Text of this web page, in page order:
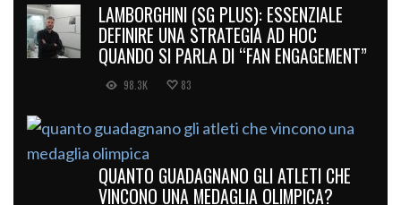
LAMBORGHINI (SG PLUS): ESSENZIALE
DEFINIRE UNA STRATEGIA AD HOC
QUANDO SI PARLA DI “FAN ENGAGEMENT”
98.3K 83
QUANTO GUADAGNANO GLI ATLETI CHE
VINCONO UNA MEDAGLIA OLIMPICA?